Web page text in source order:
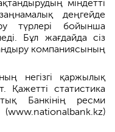
міндетті
деңгейде
түрлері бойынша
Бұл жағдайда сіз
компаниясының
негізгі қаржылық
Қажетті статистика
Банкінің ресми